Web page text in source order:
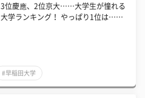
3位慶應、2位京大……大学生が憧れる
大学ランキング！ やっぱり1位は……
#早稲田大学